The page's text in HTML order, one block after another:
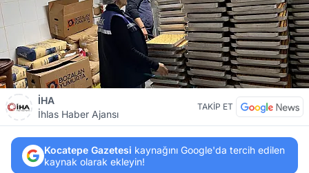
İHA
İhlas Haber Ajansı
TAKİP ET
Kocatepe Gazetesi kaynağını Google'da tercih edilen
kaynak olarak ekleyin!